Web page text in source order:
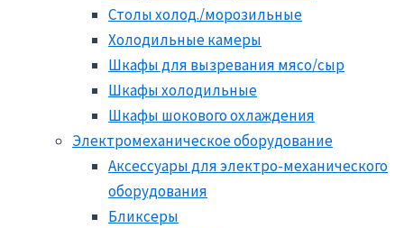
Столы холод./морозильные
Холодильные камеры
Шкафы для вызревания мясо/сыр
Шкафы холодильные
Шкафы шокового охлаждения
Электромеханическое оборудование
Аксессуары для электро-механического
оборудования
Бликсеры